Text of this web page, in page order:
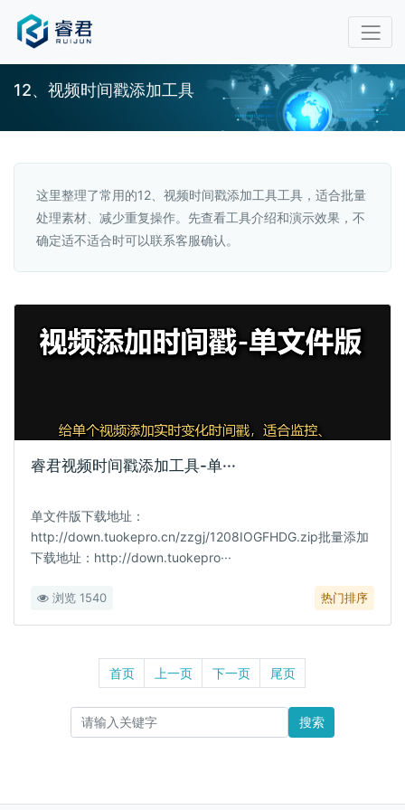
12、视频时间戳添加工具
这里整理了常用的12、视频时间戳添加工具工具，适合批量
处理素材、减少重复操作。先查看工具介绍和演示效果，不
确定适不适合时可以联系客服确认。
睿君视频时间戳添加工具-单···
单文件版下载地址：
http://down.tuokepro.cn/zzgj/1208IOGFHDG.zip批量添加
下载地址：http://down.tuokepro···
浏览 1540 热门排序
首页 上一页 下一页 尾页
搜索